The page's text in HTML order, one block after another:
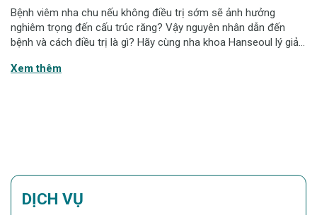
Bệnh viêm nha chu nếu không điều trị sớm sẽ ảnh hưởng
nghiêm trọng đến cấu trúc răng? Vậy nguyên nhân dẫn đến
bệnh và cách điều trị là gì? Hãy cùng nha khoa Hanseoul lý giải
còn gọi là bệnh nha chu,
Xem thêm
DỊCH VỤ